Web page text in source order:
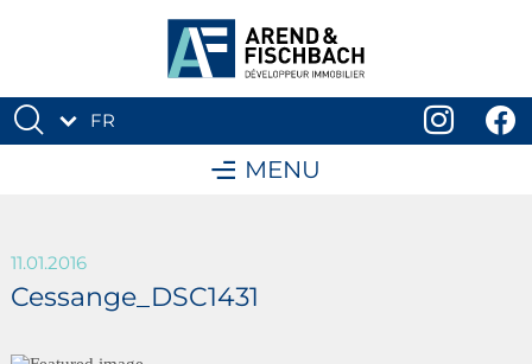
FR
MENU
11.01.2016
Cessange_DSC1431